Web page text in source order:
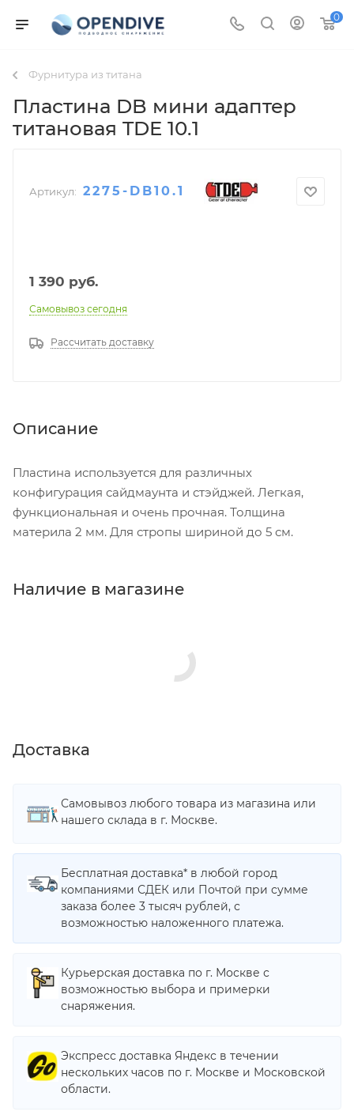
0
Фурнитура из титана
Пластина DB мини адаптер
титановая TDE 10.1
Артикул: 2275-DB10.1
1 390 руб.
Самовывоз сегодня
Рассчитать доставку
Описание
Пластина используется для различных
конфигурация сайдмаунта и стэйджей. Легкая,
функциональная и очень прочная. Толщина
материла 2 мм. Для стропы шириной до 5 см.
Наличие в магазине
Доставка
Самовывоз любого товара из магазина или
нашего склада в г. Москве.
Бесплатная доставка* в любой город
компаниями СДЕК или Почтой при сумме
заказа более 3 тысяч рублей, с
возможностью наложенного платежа.
Курьерская доставка по г. Москве с
возможностью выбора и примерки
снаряжения.
Экспресс доставка Яндекс в течении
нескольких часов по г. Москве и Московской
области.